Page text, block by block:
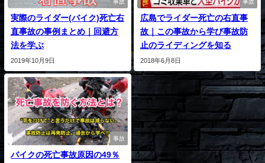
事故
実際のライダー(バイク)死亡右
直事故の事例まとめ｜回避方
法を学ぶ
2019年10月9日
事故
広島でライダー死亡の右直事
故｜この事故から学び事故防
止のライディングを知る
2018年6月8日
事故
バイクの死亡事故原因の49％